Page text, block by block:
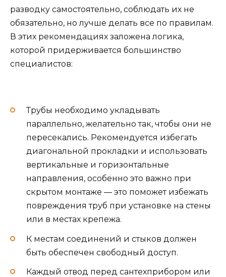
разводку самостоятельно, соблюдать их не
обязательно, но лучше делать все по правилам.
В этих рекомендациях заложена логика,
которой придерживается большинство
специалистов:
Трубы необходимо укладывать
параллельно, желательно так, чтобы они не
пересекались. Рекомендуется избегать
диагональной прокладки и использовать
вертикальные и горизонтальные
направления, особенно это важно при
скрытом монтаже — это поможет избежать
повреждения труб при установке на стены
или в местах крепежа.
К местам соединений и стыков должен
быть обеспечен свободный доступ.
Каждый отвод перед сантехприбором или